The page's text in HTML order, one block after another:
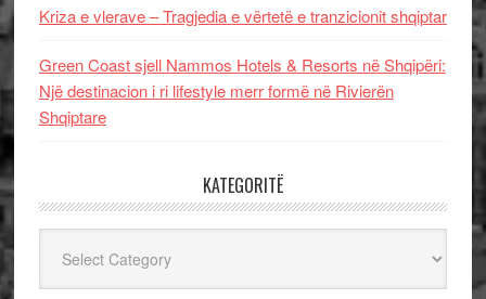
Kriza e vlerave – Tragjedia e vërtetë e tranzicionit shqiptar
Green Coast sjell Nammos Hotels & Resorts në Shqipëri:
Një destinacion i ri lifestyle merr formë në Rivierën
Shqiptare
KATEGORITË